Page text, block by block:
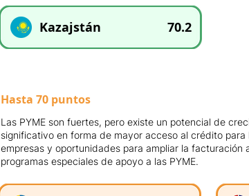
70.2
Kazajstán
Hasta 70 puntos
Las PYME son fuertes, pero existe un potencial de
significativo en forma de mayor acceso al crédito para
empresas y oportunidades para ampliar la facturación
programas especiales de apoyo a las PYME.